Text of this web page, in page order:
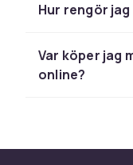
Hur rengör
Var köper jag
online?